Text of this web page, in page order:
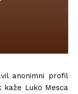
anonimni profil
kaže Luko Mesca